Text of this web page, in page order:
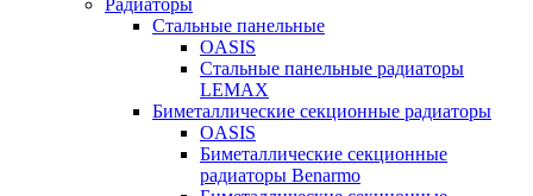
Радиаторы
Стальные панельные
OASIS
Стальные панельные радиаторы
LEMAX
Биметаллические секционные радиаторы
OASIS
Биметаллические секционные
радиаторы Benarmo